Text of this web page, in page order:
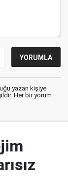
yazan kişiye
Her bir yorum